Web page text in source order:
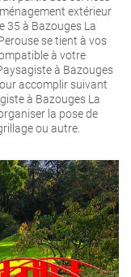
extérieur
35 à Bazouges La
se tient à vos
à votre
à Bazouges
accomplir suivant
à Bazouges La
la pose de
ou autre.